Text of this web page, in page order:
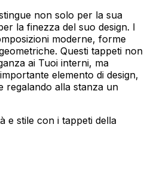
non solo per la sua
la finezza del suo design. I
moderne, forme
Questi tappeti non
ai Tuoi interni, ma
elemento di design,
regalando alla stanza un
e stile con i tappeti della